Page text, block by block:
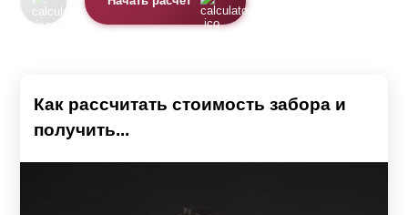
Как рассчитать стоимость забора и
получить...